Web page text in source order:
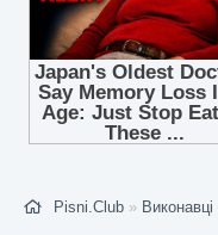
Pisni.Club » Виконавці